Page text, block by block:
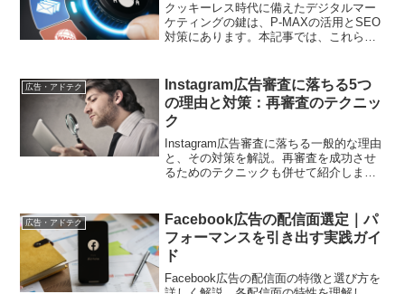
クッキーレス時代に備えたデジタルマー
ケティングの鍵は、P-MAXの活用とSEO
対策にあります。本記事では、これらの
ーケティングを強化する方法を解説しま
す。
広告・アドテク
Instagram広告審査に落ちる5つ
の理由と対策：再審査のテクニッ
ク
Instagram広告審査に落ちる一般的な理由
と、その対策を解説。再審査を成功させ
るためのテクニックも併せて紹介しま
広告・アドテク
Facebook広告の配信面選定｜パ
フォーマンスを引き出す実践ガイ
ド
Facebook広告の配信面の特徴と選び方を